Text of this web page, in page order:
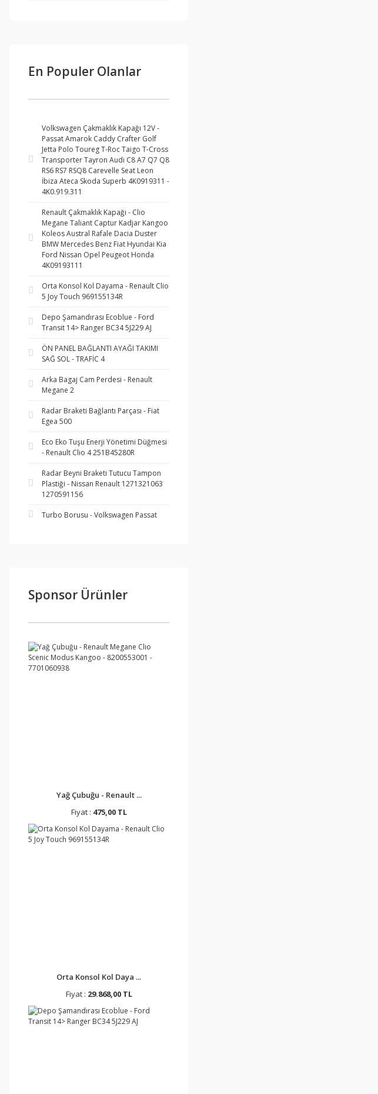
En Populer Olanlar
Volkswagen Çakmaklık Kapağı 12V -
Passat Amarok Caddy Crafter Golf
Jetta Polo Toureg T-Roc Taigo T-Cross
Transporter Tayron Audi C8 A7 Q7 Q8
RS6 RS7 RSQ8 Carevelle Seat Leon
İbiza Ateca Skoda Superb 4K0919311 -
4K0.919.311
Renault Çakmaklık Kapağı - Clio
Megane Taliant Captur Kadjar Kangoo
Koleos Austral Rafale Dacia Duster
BMW Mercedes Benz Fiat Hyundai Kia
Ford Nissan Opel Peugeot Honda
4K09193111
Orta Konsol Kol Dayama - Renault Clio
5 Joy Touch 969155134R
Depo Şamandırası Ecoblue - Ford
Transit 14> Ranger BC34 5J229 AJ
ÖN PANEL BAĞLANTI AYAĞI TAKIMI
SAĞ SOL - TRAFİC 4
Arka Bagaj Cam Perdesi - Renault
Megane 2
Radar Braketi Bağlantı Parçası - Fiat
Egea 500
Eco Eko Tuşu Enerji Yönetimi Düğmesi
- Renault Clio 4 251B45280R
Radar Beyni Braketi Tutucu Tampon
Plastiği - Nissan Renault 1271321063
1270591156
Turbo Borusu - Volkswagen Passat
Sponsor Ürünler
Yağ Çubuğu - Renault ...
Fiyat : 475,00 TL
Orta Konsol Kol Daya ...
Fiyat : 29.868,00 TL